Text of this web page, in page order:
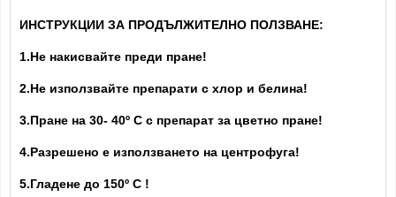
ИНСТРУКЦИИ ЗА ПРОДЪЛЖИТЕЛНО ПОЛЗВАНЕ:
1.Не накисвайте преди пране!
2.Не използвайте препарати с хлор и белина!
3.Пране на 30- 40º С с препарат за цветно пране!
4.Разрешено е използването на центрофуга!
5.Гладене до 150º С !